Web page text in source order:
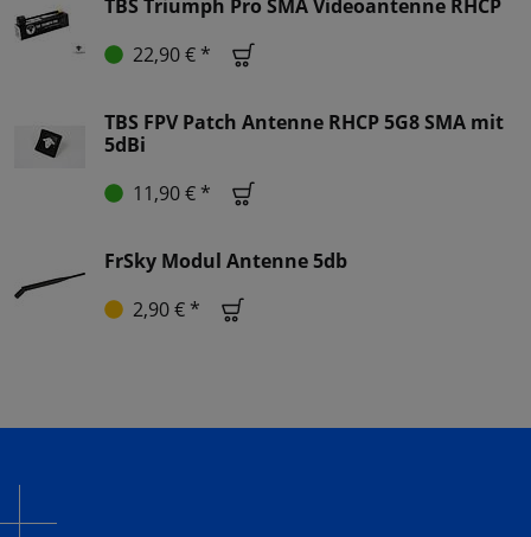
TBS Triumph Pro SMA Videoantenne RHCP
22,90 € *
TBS FPV Patch Antenne RHCP 5G8 SMA mit
5dBi
11,90 € *
FrSky Modul Antenne 5db
2,90 € *